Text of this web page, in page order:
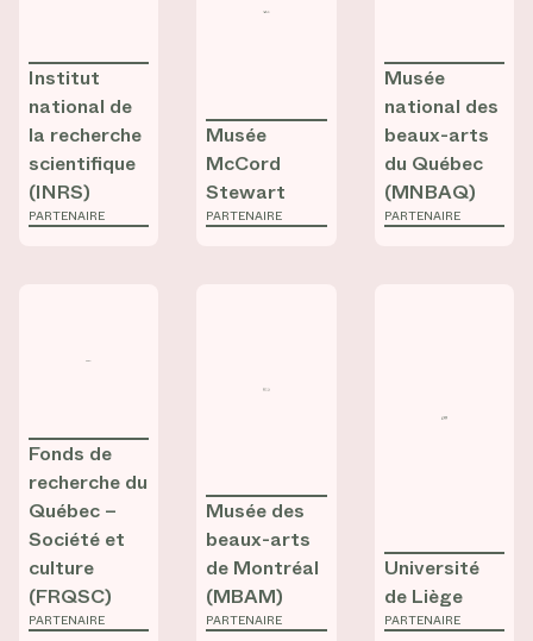
Institut
national de
la recherche
scientifique
(INRS)
PARTENAIRE
Musée
McCord
Stewart
PARTENAIRE
Musée
national des
beaux-arts
du Québec
(MNBAQ)
PARTENAIRE
Fonds de
recherche du
Québec –
Société et
culture
(FRQSC)
PARTENAIRE
Musée des
beaux-arts
de Montréal
(MBAM)
PARTENAIRE
Université
de Liège
PARTENAIRE